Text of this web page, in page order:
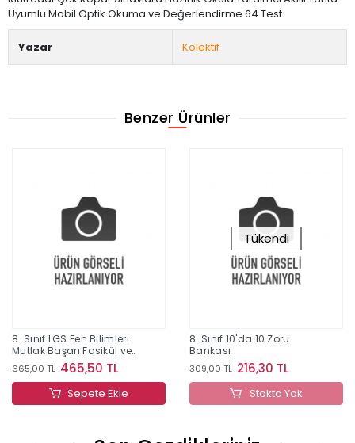
Uyumlu Mobil Optik Okuma ve Değerlendirme 64 Test
Yazar Kolektif
Benzer Ürünler
8. Sınıf LGS Fen Bilimleri
Mutlak Başarı Fasikül ve
Soru Bankası
665,00 TL 465,50 TL
Sepete Ekle
Tükendi
8. Sınıf 10'da 10 Zoru
Bankası
309,00 TL 216,30 TL
Stokta Yok